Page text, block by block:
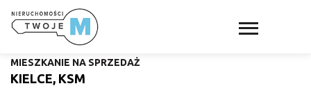
KIELCE, KSM
MIESZKANIE NA SPRZEDAŻ